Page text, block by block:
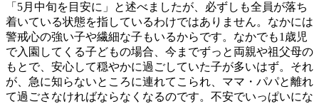
「5月中旬を目安に」と述べましたが、必ずしも全員が落ち
着いている状態を指しているわけではありません。なかには
警戒心の強い子や繊細な子もいるからです。なかでも1歳児
で入園してくる子どもの場合、今までずっと両親や祖父母の
もとで、安心して穏やかに過ごしていた子が多いはず。それ
が、急に知らないところに連れてこられ、ママ・パパと離れ
て過ごさなければならなくなるのです。不安でいっぱいにな